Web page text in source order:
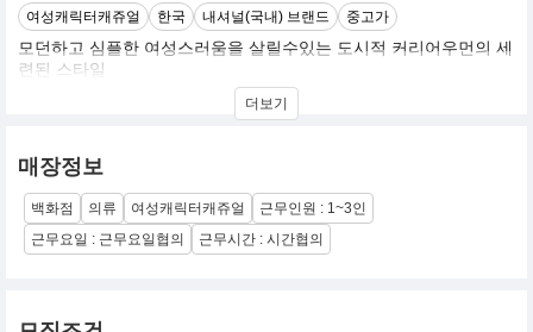
여성캐릭터캐쥬얼 한국 내셔널(국내) 브랜드 중고가
모던하고 심플한 여성스러움을 살릴수있는 도시적 커리어우먼의 세
련된 스타일
더보기
매장정보
백화점 의류 여성캐릭터캐쥬얼
근무인원 : 1~3인
근무요일 : 근무요일협의
근무시간 : 시간협의